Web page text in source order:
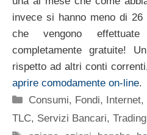
invece si hanno meno di 26
che vengono
completamente gratuite!
rispetto ad altri conti
aprire comodamente on-line.
Categorie
Consumi, Fondi, Internet,
TLC, Servizi Bancari,